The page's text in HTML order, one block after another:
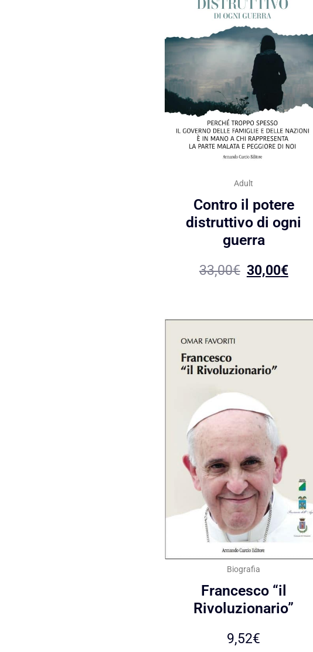
Adult
Contro il potere
distruttivo di ogni
guerra
33,00€ 30,00€
Biografia
Francesco “il
Rivoluzionario”
9,52€